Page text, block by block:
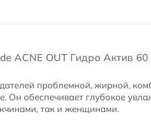
ACNE OUT Гидро Актив 60
проблемной, жирной,
Он обеспечивает глубокое
так и женщинами.